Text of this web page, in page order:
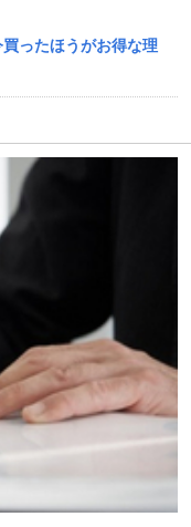
ったほうがお得な理